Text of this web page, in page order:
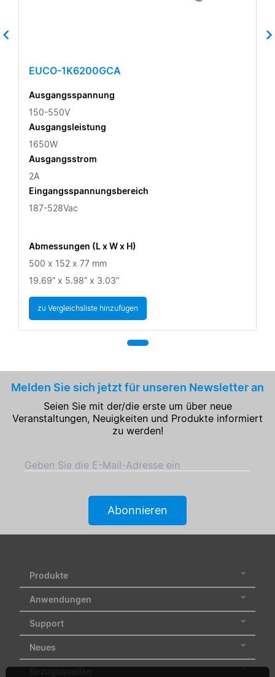
EUCO-1K6200GCA
Ausgangsspannung
150-550V
Ausgangsleistung
1650W
Ausgangsstrom
2A
Eingangsspannungsbereich
187-528Vac
Abmessungen (L x W x H)
500 x 152 x 77 mm
19.69” x 5.98” x 3.03”
zu Vergleichsliste hinzufügen
Melden Sie sich jetzt für unseren Newsletter an
Seien Sie mit der/die erste um über neue
Veranstaltungen, Neuigkeiten und Produkte informiert
zu werden!
Geben Sie die E-Mail-Adresse ein
Abonnieren
Produkte
Anwendungen
Support
Neues